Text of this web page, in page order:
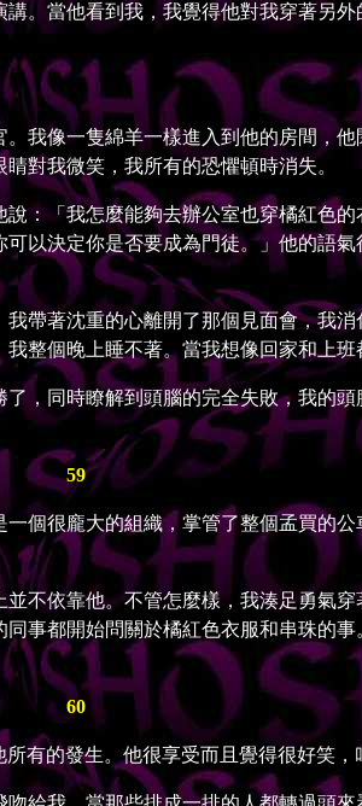
當他看到我，我覺得他對我穿著另外
像一隻綿羊一樣進入到他的房間，
對我微笑，我所有的恐懼頓時消失。
「我怎麼能夠去辦公室也穿橘紅色的
以決定你是否要成為門徒。」他的語
著沈重的心離開了那個見面會，我
整個晚上睡不著。當我想像回家和上班
同時瞭解到頭腦的完全失敗，我的頭
59
很龐大的組織，掌管了整個孟買的
依靠他。不管怎麼樣，我湊足勇氣穿
事都開始問關於橘紅色衣服和串珠的
60
的發生。他很享受而且覺得很好笑，